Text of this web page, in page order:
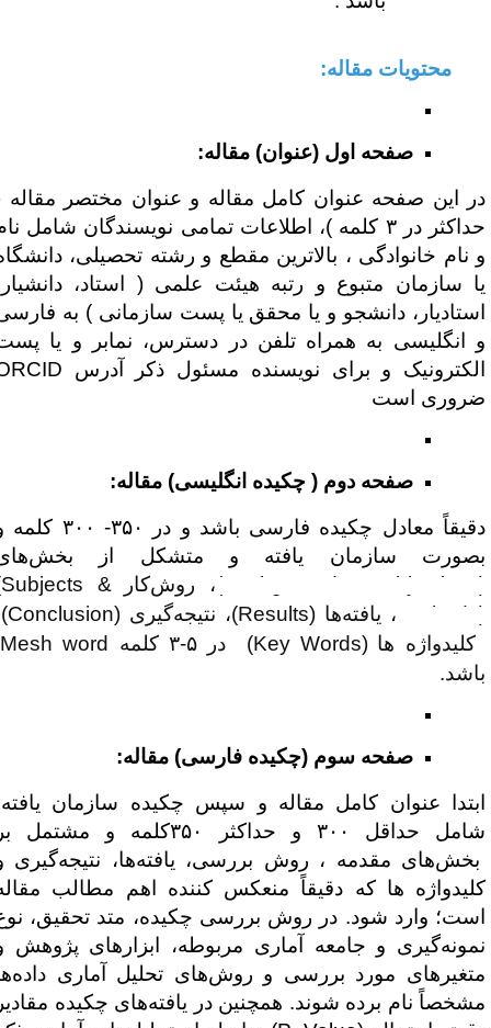
صفحه اول (عنوان) مقاله:
این صفحه عنوان کامل مقاله و عنوان مختصر مقاله (
حداکثر در ۳ کلمه )، اطلاعات تمامی نویسندگان شامل نام
نام خانوادگی ، بالاترین مقطع و رشته تحصیلی، دانشگاه
سازمان متبوع و رتبه هیئت علمی ( استاد، دانشیار،
دانشجو و یا محقق یا پست سازمانی ) به فارسی
انگلیسی به همراه تلفن در دسترس، نمابر و یا پست
و برای نویسنده مسئول ذکر آدرس ORCID
است
صفحه دوم ( چکیده انگلیسی) مقاله:
دقیقاً معادل چکیده فارسی باشد و در ۳۵۰- ۳۰۰ کلمه و
سازمان یافته و متشکل از بخش‌های
(Background &
، روش‌کار
(Subjects &
، یافته‌ها (Results)، نتیجه‌گیری (Conclusion)،
ها (
Key Words) در ۵-۳ کلمه
Mesh word
صفحه سوم (چکیده فارسی) مقاله:
عنوان کامل مقاله و سپس چکیده سازمان یافته،
شامل حداقل ۳۰۰ و حداکثر ۳۵۰کلمه و مشتمل بر
مقدمه ، روش بررسی، یافته‌ها، نتیجه‌گیری و
ها که دقیقاً منعکس کننده اهم مطالب مقاله
وارد شود. در روش بررسی چکیده، متد تحقیق، نوع
و جامعه آماری مربوطه، ابزارهای پژوهش و
مورد بررسی و روش‌های تحلیل آماری داده‌ها
نام برده شوند. همچنین در یافته‌های چکیده مقادیر